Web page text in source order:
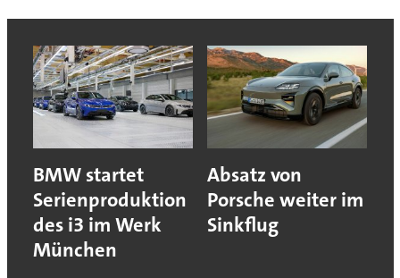
BMW startet
Serienproduktion
des i3 im Werk
München
Absatz von
Porsche weiter im
Sinkflug